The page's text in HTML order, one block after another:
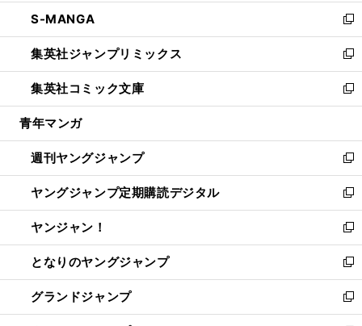
く
で
開
く
ン
ド
ウ
で
開
く
ウ
ィ
ン
ド
ウ
で
開
し
い
ウ
ィ
ン
ド
ウ
開
く
S-MANGA
新
し
い
ウ
ィ
ン
ウ
で
開
く
集英社ジャンプリミックス
新
し
い
ウ
ン
ド
ウ
で
開
く
集英社コミック文庫
新
し
ウ
ィ
ン
ド
ウ
で
開
く
青年マンガ
週刊ヤングジャンプ
新
し
い
ウ
ィ
ン
ド
ウ
で
開
ヤングジャンプ定期購読デジタル
新
し
い
ウ
ィ
ン
ド
ウ
ヤンジャン！
新
し
い
ウ
ィ
ン
となりのヤングジャンプ
新
し
い
ウ
グランドジャンプ
新
し